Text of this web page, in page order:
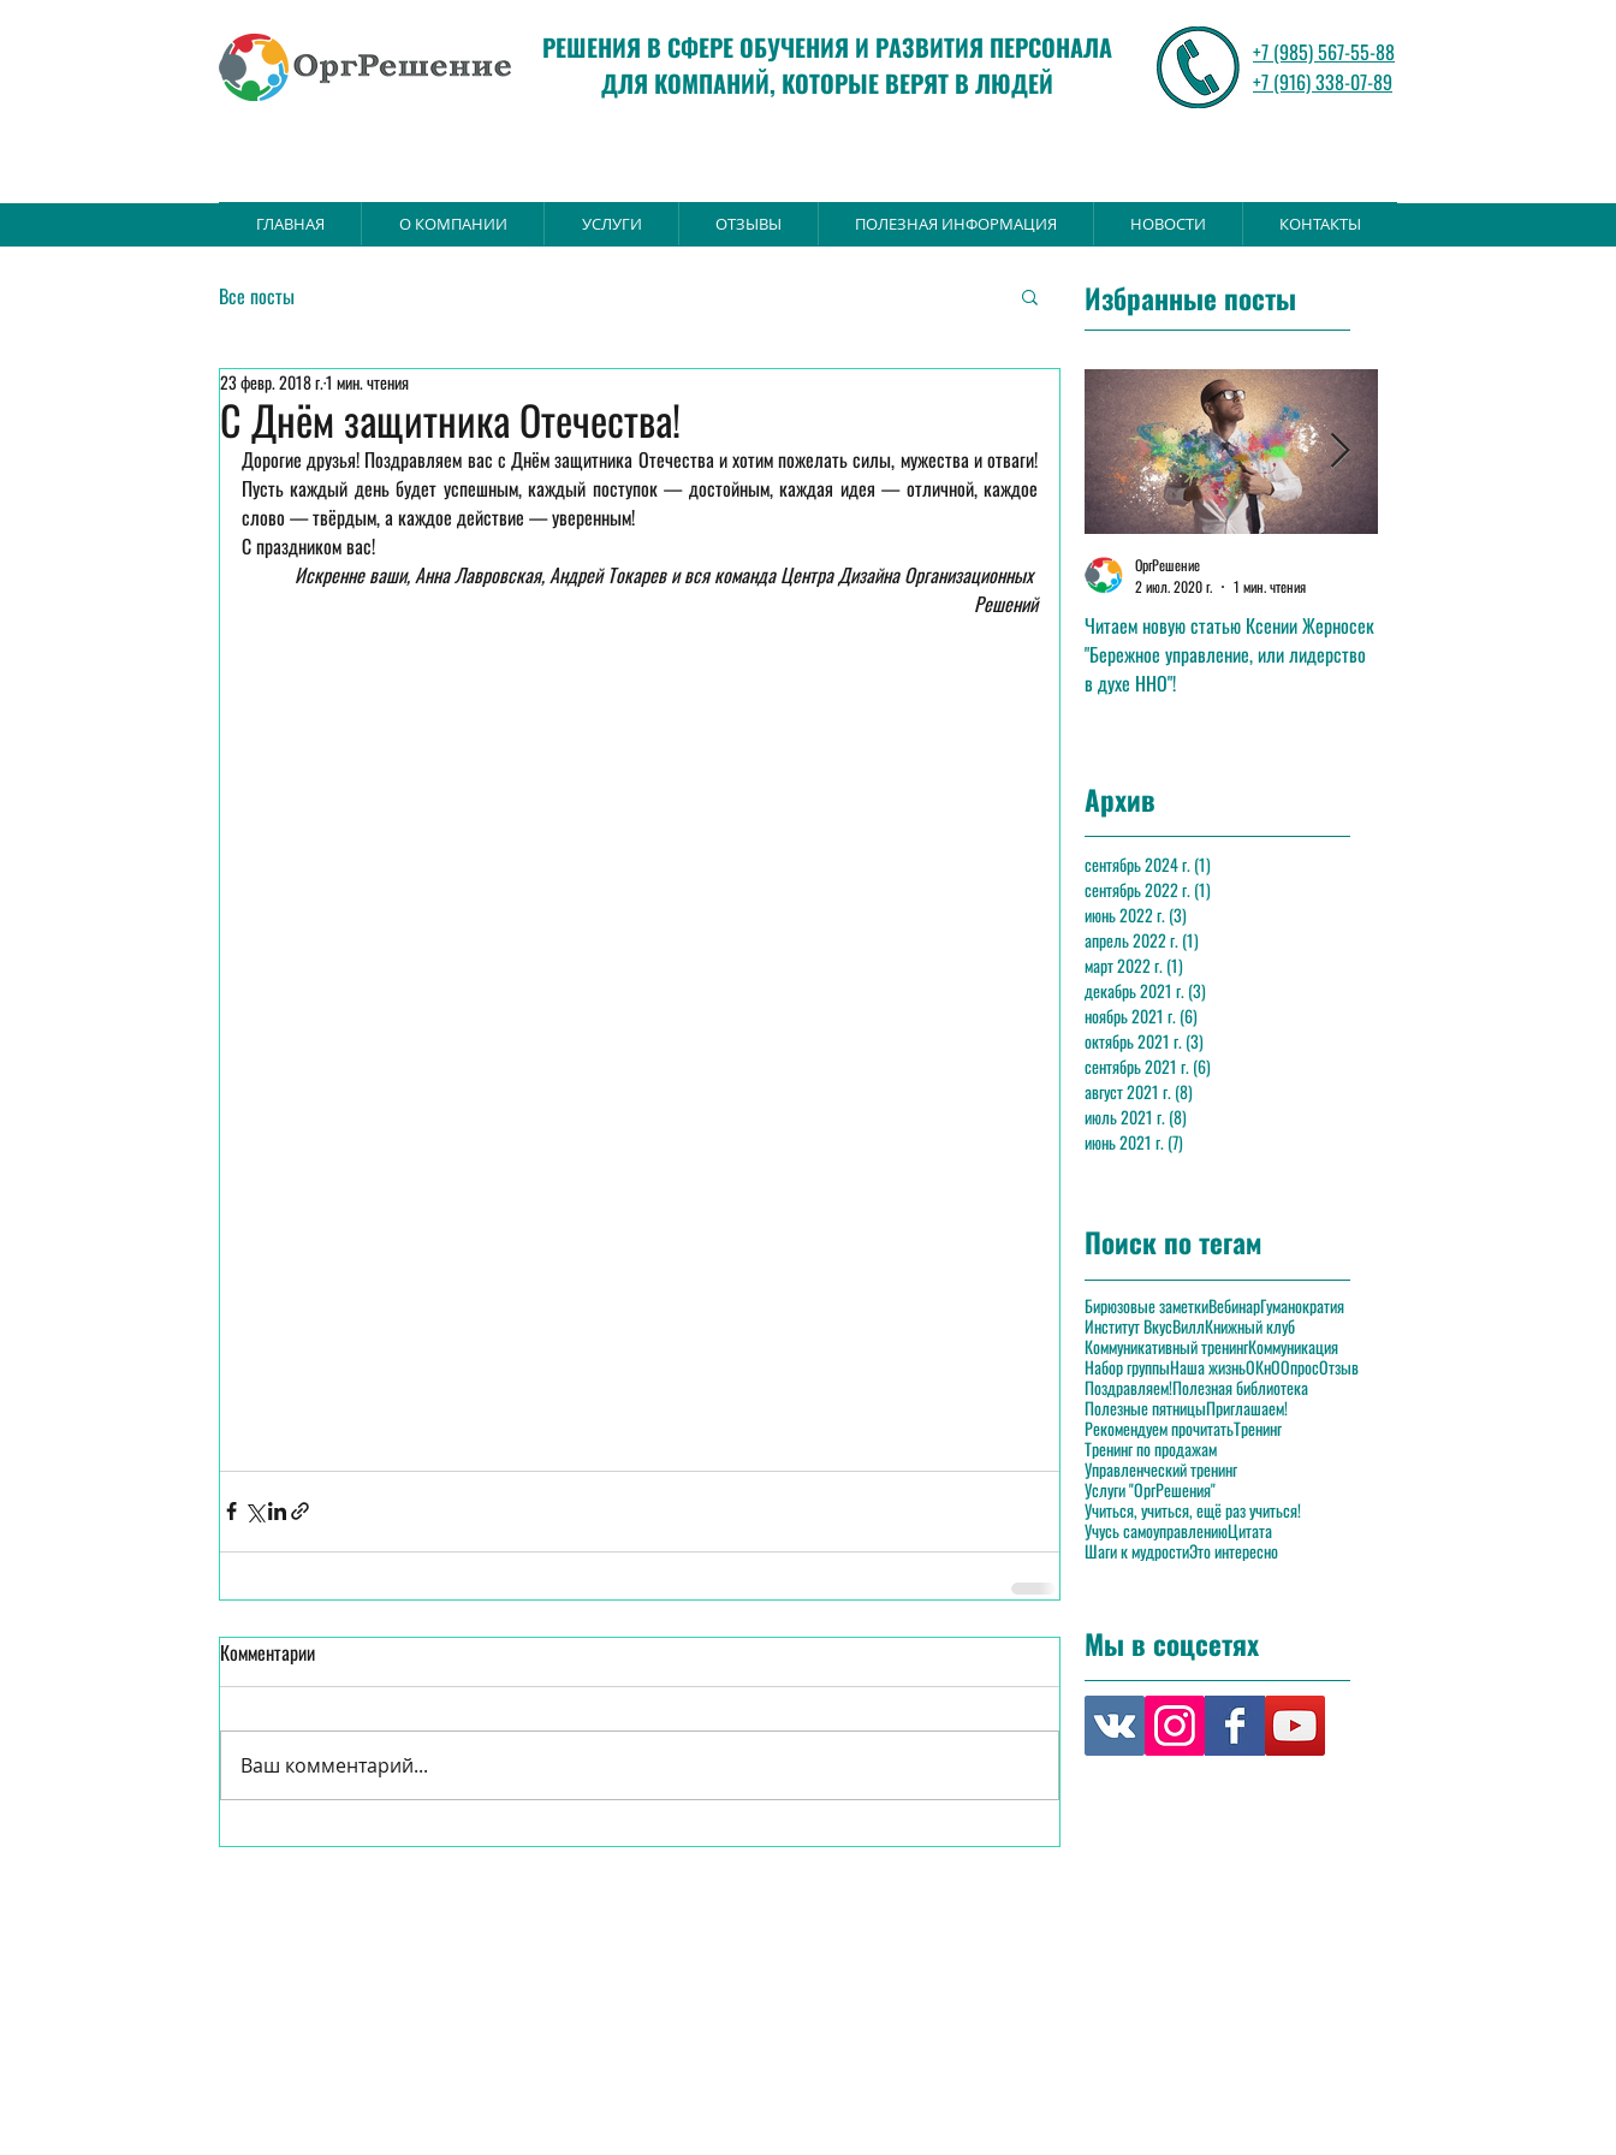
РЕШЕНИЯ В СФЕРЕ ОБУЧЕНИЯ И РАЗВИТИЯ ПЕРСОНАЛА
ДЛЯ КОМПАНИЙ, КОТОРЫЕ ВЕРЯТ В ЛЮДЕЙ
+7 (985) 567-55-88
+7 (916) 338-07-89
ГЛАВНАЯ О КОМПАНИИ УСЛУГИ ОТЗЫВЫ ПОЛЕЗНАЯ ИНФОРМАЦИЯ НОВОСТИ КОНТАКТЫ
Все посты
C Днём защитника Отечества!
23 февр. 2018 г.1 мин. чтения
Дорогие друзья! Поздравляем вас с Днём защитника Отечества и хотим пожелать силы, мужества и отваги!
Пусть каждый день будет успешным, каждый поступок — достойным, каждая идея — отличной, каждое
слово — твёрдым, а каждое действие — уверенным!
С праздником вас!
Искренне ваши, Анна Лавровская, Андрей Токарев и вся команда Центра Дизайна Организационных
Решений
Комментарии
Ваш комментарий...
Избранные посты
Читаем новую статью Ксении Жерносек
"Бережное управление, или лидерство
в духе ННО"!
ОргРешение
2 июл. 2020 г.
1 мин. чтения
Архив
сентябрь 2024 г.(1)
сентябрь 2022 г.(1)
июнь 2022 г.(3)
апрель 2022 г.(1)
март 2022 г.(1)
декабрь 2021 г.(3)
ноябрь 2021 г.(6)
октябрь 2021 г.(3)
сентябрь 2021 г.(6)
август 2021 г.(8)
июль 2021 г.(8)
июнь 2021 г.(7)
Поиск по тегам
Бирюзовые заметкиВебинарГуманократия
Институт ВкусВиллКнижный клуб
Коммуникативный тренингКоммуникация
Набор группыНаша жизньОКнООпросОтзыв
Поздравляем!Полезная библиотека
Полезные пятницыПриглашаем!
Рекомендуем прочитатьТренинг
Тренинг по продажам
Управленческий тренинг
Услуги "ОргРешения"
Учиться, учиться, ещё раз учиться!
Учусь самоуправлениюЦитата
Шаги к мудростиЭто интересно
Мы в соцсетях